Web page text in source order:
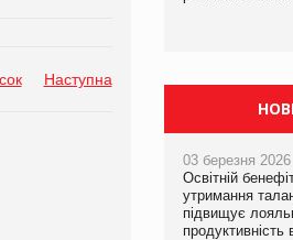
Наступна
Сергій Лісунов
03 березня 2026
Освітній
утримання
підвищує